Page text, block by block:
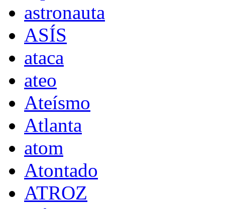
astronauta
ASÍS
ataca
ateo
Ateísmo
Atlanta
atom
Atontado
ATROZ